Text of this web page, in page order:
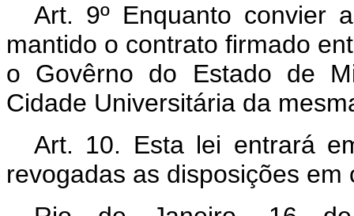
Art. 9º Enquanto convier
mantido o contrato firmado
o Govêrno do Estado de
Cidade Universitária da
Art. 10. Esta lei entrará
revogadas as disposições em